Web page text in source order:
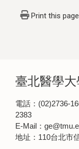
Print this page
臺北醫學
電話：(02)2736-
2383
E-Mail：
地址：110台北市